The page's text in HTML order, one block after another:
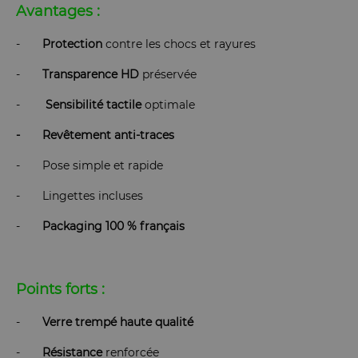
Avantages :
- Protection contre les chocs et rayures
- Transparence HD préservée
- Sensibilité tactileoptimale
- Revêtement anti-traces
- Pose simple et rapide
- Lingettes incluses
- Packaging 100 % français
Points forts :
- Verre trempé haute qualité
- Résistancerenforcée